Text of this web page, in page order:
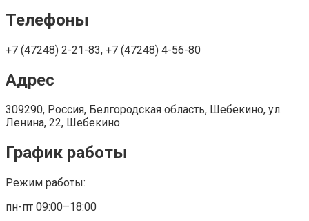
Телефоны
+7 (47248) 2-21-83, +7 (47248) 4-56-80
Адрес
309290, Россия, Белгородская область, Шебекино, ул.
Ленина, 22, Шебекино
График работы
Режим работы:
пн-пт 09:00–18:00